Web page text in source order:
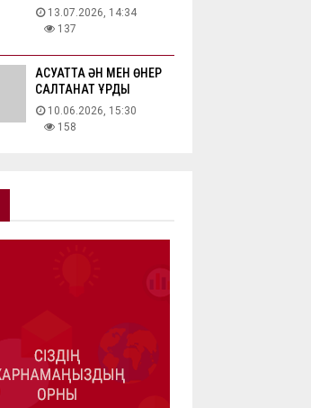
13.07.2026, 14:34
137
АҚСУАТТА ӘН МЕН ӨНЕР
САЛТАНАТ ҚҰРДЫ
10.06.2026, 15:30
158